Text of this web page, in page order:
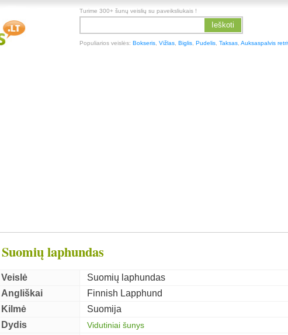
Turime 300+ šunų veislių su paveiksliukais !
Ieškoti
Populiarios veislės:Bokseris ,Vižlas ,Biglis ,Pudelis ,Taksas ,Auksaspalvis
Suomių laphundas
Veislė
Suomių laphundas
Angliškai
Finnish Lapphund
Kilmė
Suomija
Dydis
Vidutiniai šunys